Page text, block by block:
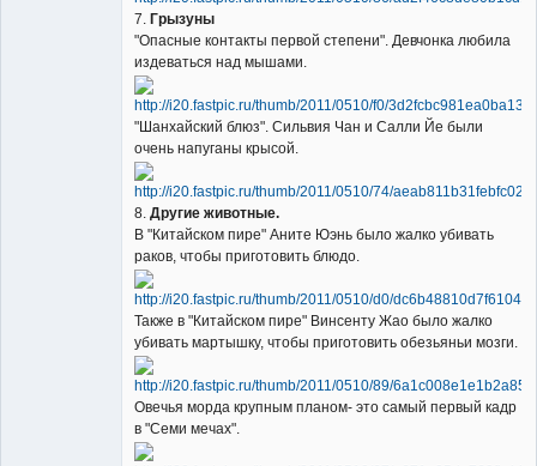
7. Грызуны
"Опасные контакты первой степени". Девчонка любила
издеваться над мышами.
"Шанхайский блюз". Сильвия Чан и Салли Йе были
очень напуганы крысой.
8. Другие животные.
В "Китайском пире" Аните Юэнь было жалко убивать
раков, чтобы приготовить блюдо.
Также в "Китайском пире" Винсенту Жао было жалко
убивать мартышку, чтобы приготовить обезьяньи мозги.
Овечья морда крупным планом- это самый первый кадр
в "Семи мечах".